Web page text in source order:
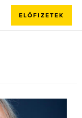
ELŐFIZETEK